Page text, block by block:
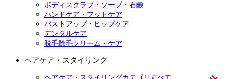
ボディスクラブ・ソープ・石鹸
ハンドケア・フットケア
バストアップ・ヒップケア
デンタルケア
脱毛除毛クリーム・ケア
ヘアケア・スタイリング